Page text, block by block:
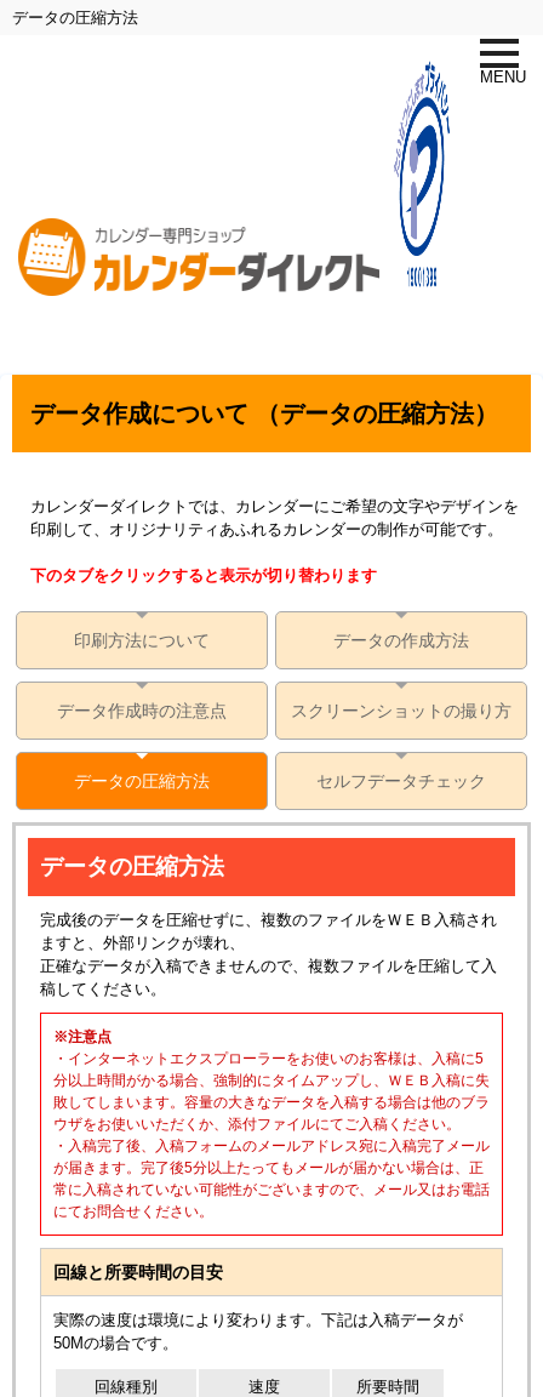
データの圧縮方法
toggle
MENU
データ作成について （データの圧縮方法）
カレンダーダイレクトでは、カレンダーにご希望の文字やデザインを
印刷して、オリジナリティあふれるカレンダーの制作が可能です。
下のタブをクリックすると表示が切り替わります
印刷方法について データの作成方法
データ作成時の注意点 スクリーンショットの撮り方
データの圧縮方法 セルフデータチェック
データの圧縮方法
完成後のデータを圧縮せずに、複数のファイルをＷＥＢ入稿され
ますと、外部リンクが壊れ、
正確なデータが入稿できませんので、複数ファイルを圧縮して入
稿してください。
※注意点
・インターネットエクスプローラーをお使いのお客様は、入稿に5
分以上時間がかる場合、強制的にタイムアップし、ＷＥＢ入稿に失
敗してしまいます。容量の大きなデータを入稿する場合は他のブラ
ウザをお使いいただくか、添付ファイルにてご入稿ください。
・入稿完了後、入稿フォームのメールアドレス宛に入稿完了メール
が届きます。完了後5分以上たってもメールが届かない場合は、正
常に入稿されていない可能性がございますので、メール又はお電話
にてお問合せください。
回線と所要時間の目安
実際の速度は環境により変わります。下記は入稿データが
50Mの場合です。
回線種別 速度 所要時間